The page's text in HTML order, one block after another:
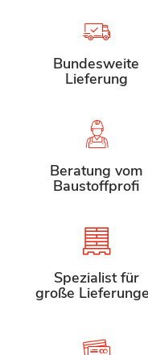
Bundesweite
Lieferung
Beratung vom
Baustoffprofi
Spezialist für
große